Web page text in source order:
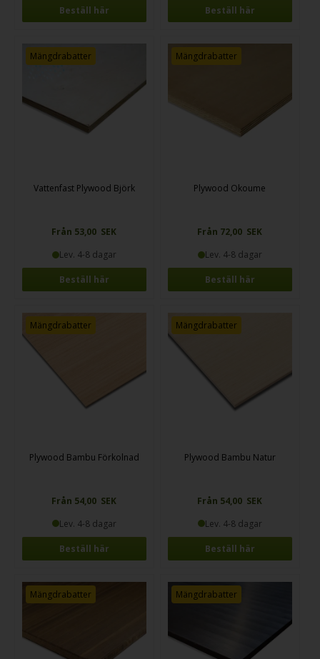
Beställ här Beställ här
Mängdrabatter
Vattenfast Plywood Björk
Från 53,00 SEK
Lev. 4-8 dagar
Beställ här
Mängdrabatter
Plywood Okoume
Från 72,00 SEK
Lev. 4-8 dagar
Beställ här
Mängdrabatter
Plywood Bambu Förkolnad
Från 54,00 SEK
Lev. 4-8 dagar
Beställ här
Mängdrabatter
Plywood Bambu Natur
Från 54,00 SEK
Lev. 4-8 dagar
Beställ här
Mängdrabatter Mängdrabatter